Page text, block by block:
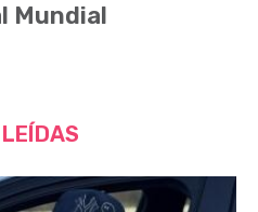
Mundial